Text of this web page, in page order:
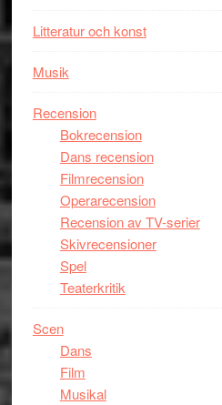
Litteratur och konst
Musik
Recension
Bokrecension
Dans recension
Filmrecension
Operarecension
Recension av TV-serier
Skivrecensioner
Spel
Teaterkritik
Scen
Dans
Film
Musikal